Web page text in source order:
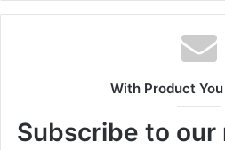
With Product
Subscribe to